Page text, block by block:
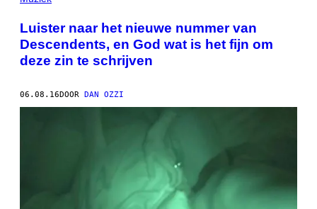
Luister naar het nieuwe nummer van
Descendents, en God wat is het fijn om
deze zin te schrijven
06.08.16DOOR DAN OZZI